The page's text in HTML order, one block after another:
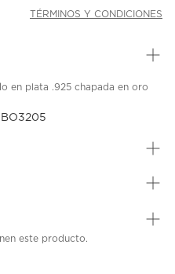
TÉRMINOS Y CONDICIONES
en plata .925 chapada en oro
este producto.